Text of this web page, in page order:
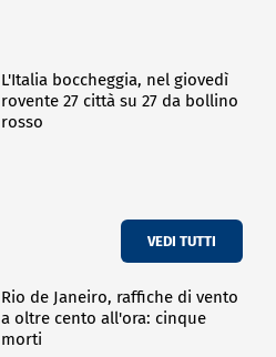
L'Italia boccheggia, nel giovedì
rovente 27 città su 27 da bollino
rosso
VEDI TUTTI
Rio de Janeiro, raffiche di vento
a oltre cento all'ora: cinque
morti